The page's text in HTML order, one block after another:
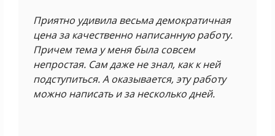
Приятно удивила весьма демократичная
цена за качественно написанную работу.
Причем тема у меня была совсем
непростая. Сам даже не знал, как к ней
подступиться. А оказывается, эту работу
можно написать и за несколько дней.